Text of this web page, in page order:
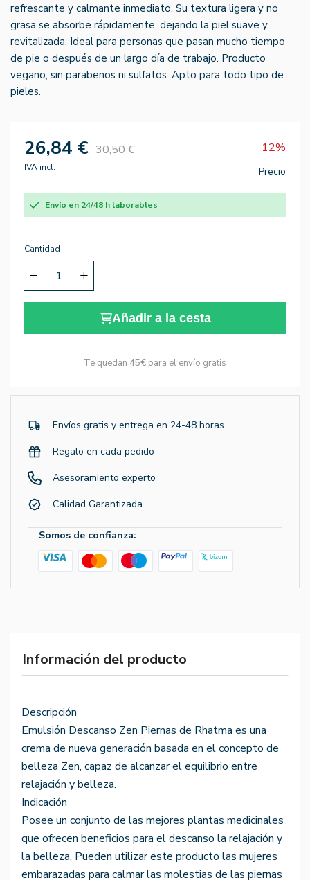
refrescante y calmante inmediato. Su textura ligera y no
grasa se absorbe rápidamente, dejando la piel suave y
revitalizada. Ideal para personas que pasan mucho tiempo
de pie o después de un largo día de trabajo. Producto
vegano, sin parabenos ni sulfatos. Apto para todo tipo de
pieles.
26,84 € 30,50 € 12%
IVA incl. Precio
Envío en 24/48 h laborables
Cantidad
Añadir a la cesta
Te quedan 45€ para el envío gratis
Envíos gratis y entrega en 24-48 horas
Regalo en cada pedido
Asesoramiento experto
Calidad Garantizada
Somos de confianza:
Información del producto
Descripción
Emulsión Descanso Zen Piernas de Rhatma es una
crema de nueva generación basada en el concepto de
belleza Zen, capaz de alcanzar el equilibrio entre
relajación y belleza.
Indicación
Posee un conjunto de las mejores plantas medicinales
que ofrecen beneficios para el descanso la relajación y
la belleza. Pueden utilizar este producto las mujeres
embarazadas para calmar las molestias de las piernas